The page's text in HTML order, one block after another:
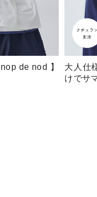
de nod 】
大人仕
けでサ